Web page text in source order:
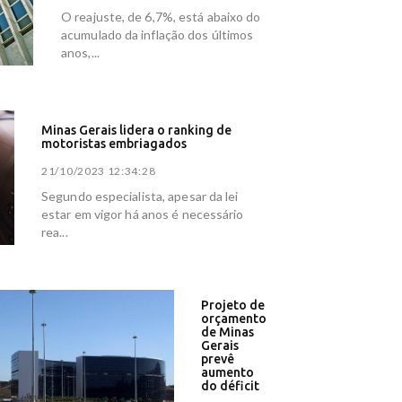
de
morte
ao
-
mil
-
do
-
O reajuste, de 6,7%, está abaixo do
acumulado da inflação dos últimos
anos,...
Minas Gerais lidera o ranking de
motoristas embriagados
21/10/2023 12:34:28
Segundo especialista, apesar da lei
estar em vigor há anos é necessário
rea...
Projeto de
orçamento
de Minas
Gerais
prevê
aumento
do déficit